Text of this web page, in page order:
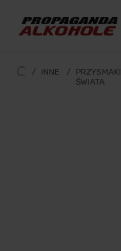
/ INNE /
PRZYSMAKI
ŚWIATA